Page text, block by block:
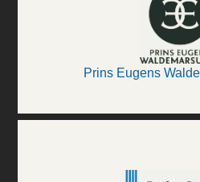
Prins Eugens